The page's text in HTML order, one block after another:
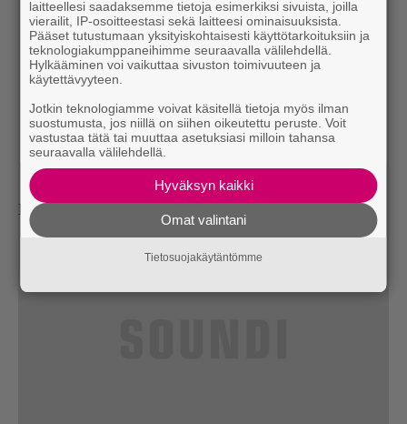
Ensiferum, Provinssi 2018
laitteellesi saadaksemme tietoja esimerkiksi sivuista, joilla
vierailit, IP-osoitteestasi sekä laitteesi ominaisuuksista.
Pääset tutustumaan yksityiskohtaisesti käyttötarkoituksiin ja
teknologiakumppaneihimme seuraavalla välilehdellä.
Hylkääminen voi vaikuttaa sivuston toimivuuteen ja
käytettävyyteen.
Jotkin teknologiamme voivat käsitellä tietoja myös ilman
suostumusta, jos niillä on siihen oikeutettu peruste. Voit
vastustaa tätä tai muuttaa asetuksiasi milloin tahansa
seuraavalla välilehdellä.
Hyväksyn kaikki
Omat valintani
Tietosuojakäytäntömme